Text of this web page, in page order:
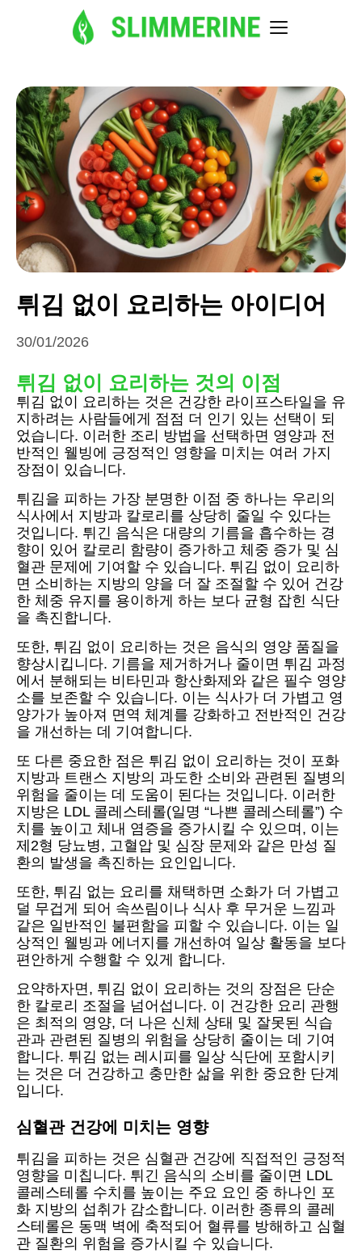
튀김 없이 요리하는 아이디어
30/01/2026
튀김 없이 요리하는 것의 이점
튀김 없이 요리하는 것은 건강한 라이프스타일을 유
지하려는 사람들에게 점점 더 인기 있는 선택이 되
었습니다. 이러한 조리 방법을 선택하면 영양과 전
반적인 웰빙에 긍정적인 영향을 미치는 여러 가지
장점이 있습니다.
튀김을 피하는 가장 분명한 이점 중 하나는 우리의
식사에서 지방과 칼로리를 상당히 줄일 수 있다는
것입니다. 튀긴 음식은 대량의 기름을 흡수하는 경
향이 있어 칼로리 함량이 증가하고 체중 증가 및 심
혈관 문제에 기여할 수 있습니다. 튀김 없이 요리하
면 소비하는 지방의 양을 더 잘 조절할 수 있어 건강
한 체중 유지를 용이하게 하는 보다 균형 잡힌 식단
을 촉진합니다.
또한, 튀김 없이 요리하는 것은 음식의 영양 품질을
향상시킵니다. 기름을 제거하거나 줄이면 튀김 과정
에서 분해되는 비타민과 항산화제와 같은 필수 영양
소를 보존할 수 있습니다. 이는 식사가 더 가볍고 영
양가가 높아져 면역 체계를 강화하고 전반적인 건강
을 개선하는 데 기여합니다.
또 다른 중요한 점은 튀김 없이 요리하는 것이 포화
지방과 트랜스 지방의 과도한 소비와 관련된 질병의
위험을 줄이는 데 도움이 된다는 것입니다. 이러한
지방은 LDL 콜레스테롤(일명 “나쁜 콜레스테롤”) 수
치를 높이고 체내 염증을 증가시킬 수 있으며, 이는
제2형 당뇨병, 고혈압 및 심장 문제와 같은 만성 질
환의 발생을 촉진하는 요인입니다.
또한, 튀김 없는 요리를 채택하면 소화가 더 가볍고
덜 무겁게 되어 속쓰림이나 식사 후 무거운 느낌과
같은 일반적인 불편함을 피할 수 있습니다. 이는 일
상적인 웰빙과 에너지를 개선하여 일상 활동을 보다
편안하게 수행할 수 있게 합니다.
요약하자면, 튀김 없이 요리하는 것의 장점은 단순
한 칼로리 조절을 넘어섭니다. 이 건강한 요리 관행
은 최적의 영양, 더 나은 신체 상태 및 잘못된 식습
관과 관련된 질병의 위험을 상당히 줄이는 데 기여
합니다. 튀김 없는 레시피를 일상 식단에 포함시키
는 것은 더 건강하고 충만한 삶을 위한 중요한 단계
입니다.
심혈관 건강에 미치는 영향
튀김을 피하는 것은 심혈관 건강에 직접적인 긍정적
영향을 미칩니다. 튀긴 음식의 소비를 줄이면 LDL
콜레스테롤 수치를 높이는 주요 요인 중 하나인 포
화 지방의 섭취가 감소합니다. 이러한 종류의 콜레
스테롤은 동맥 벽에 축적되어 혈류를 방해하고 심혈
관 질환의 위험을 증가시킬 수 있습니다.